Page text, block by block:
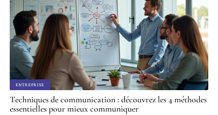
ENTREPRISE
Techniques de communication : découvrez les 4 méthodes
essentielles pour mieux communiquer